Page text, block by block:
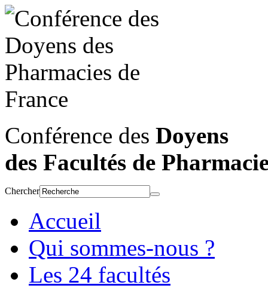
Conférence des Doyens
des Facultés de
Chercher
Accueil
Qui sommes-nous ?
Les 24 facultés